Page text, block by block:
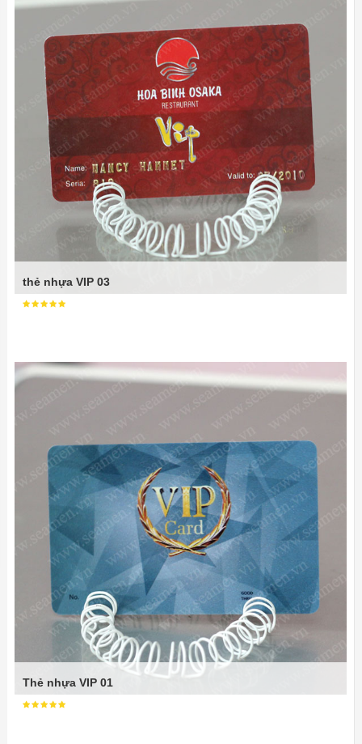
thẻ nhựa VIP 03
Thẻ nhựa VIP 01